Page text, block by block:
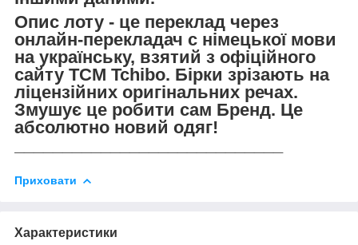
Опис лоту - це переклад через
онлайн-перекладач с німецької мови
на українську, взятий з офіційного
сайту TCM Tchibo. Бірки зрізають на
ліцензійних оригінальних речах.
Змушує це робити сам Бренд. Це
абсолютно новий одяг!
Приховати
Характеристики